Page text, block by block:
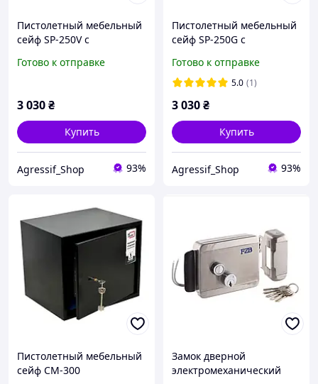
Пистолетный мебельный
сейф SP-250V с
отделениями
Готово к отправке
3 030₴
Купить
Agressif_Shop 93%
Пистолетный мебельный
сейф SP-250G с
отделениями
Готово к отправке
5.0 (1)
3 030₴
Купить
Agressif_Shop 93%
Пистолетный мебельный
сейф СМ-300
Замок дверной
электромеханический